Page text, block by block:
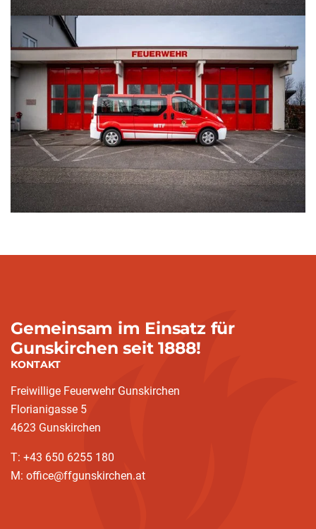
Gemeinsam im Einsatz für
Gunskirchen seit 1888!
KONTAKT
Freiwillige Feuerwehr Gunskirchen
Florianigasse 5
4623 Gunskirchen
T: +43 650 6255 180
M: office@ffgunskirchen.at